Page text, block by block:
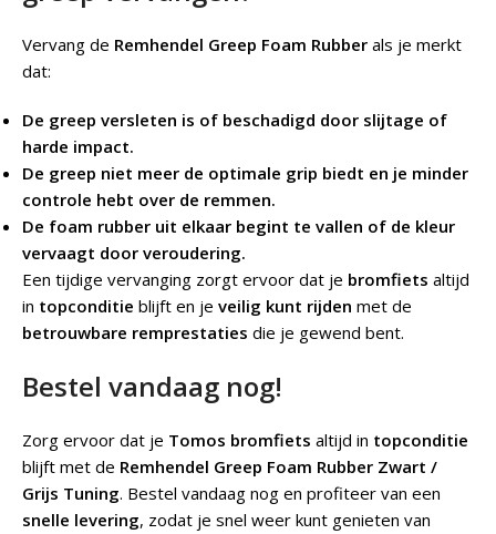
Vervang de Remhendel Greep Foam Rubber als je merkt
dat:
De greep versleten is of beschadigd door slijtage of
harde impact.
De greep niet meer de optimale grip biedt en je minder
controle hebt over de remmen.
De foam rubber uit elkaar begint te vallen of de kleur
vervaagt door veroudering.
Een tijdige vervanging zorgt ervoor dat je bromfiets altijd
in topconditie blijft en je veilig kunt rijden met de
betrouwbare remprestaties die je gewend bent.
Bestel vandaag nog!
Zorg ervoor dat je Tomos bromfiets altijd in topconditie
blijft met de Remhendel Greep Foam Rubber Zwart /
Grijs Tuning. Bestel vandaag nog en profiteer van een
snelle levering, zodat je snel weer kunt genieten van